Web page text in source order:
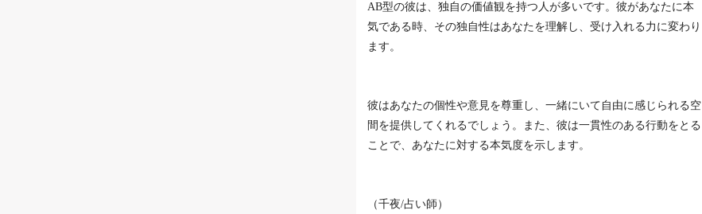
AB型の彼は、独自の価値観を持つ人が多いです。彼があなたに本
気である時、その独自性はあなたを理解し、受け入れる力に変わり
ます。
彼はあなたの個性や意見を尊重し、一緒にいて自由に感じられる空
間を提供してくれるでしょう。また、彼は一貫性のある行動をとる
ことで、あなたに対する本気度を示します。
（千夜/占い師）